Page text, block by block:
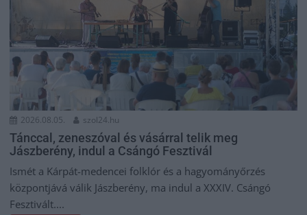
2026.08.05. szol24.hu
Tánccal, zeneszóval és vásárral telik meg
Jászberény, indul a Csángó Fesztivál
Ismét a Kárpát-medencei folklór és a hagyományőrzés
központjává válik Jászberény, ma indul a XXXIV. Csángó
Fesztivált....